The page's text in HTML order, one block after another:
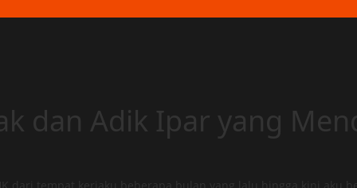
dan Adik Ipar yang